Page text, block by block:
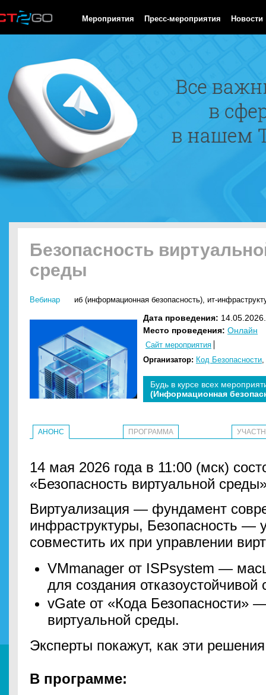
Мероприятия Пресс-мероприятия Новости
Безопасность
среды
Вебинар иб (информационная безопасность), ит-
Дата проведения:
Место проведения: Онлайн
Сайт мероприятия
Организатор: Код Безопасности,
Будь в курсе всех
(Информационная
АНОНС ПРОГРАММА
14 мая 2026 года в 11:00 (мск)
«Безопасность виртуальной
Виртуализация — фундамент
инфраструктуры, Безопасность —
совместить их при управлении
VMmanager от ISPsystem —
для создания
vGate от «Кода Безопасности»
виртуальной среды.
Эксперты покажут, как эти
В программе: